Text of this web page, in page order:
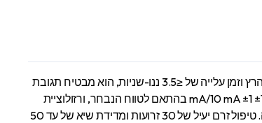
ה-SIGLENT CP5030A הוא גלאי זרם AC/DC בעל ביצועים גבוהים, המיועד ללכידה ומדידה מדויקת של צורות גל של זרם. עם רוחב פס של 100 מגה-הרץ וזמן עלייה של ≤3.5 ננו-שניות, הוא מבטיח תגובת
אות מהירה ומדויקת. הוא תומך בטווחי זרם כפולים של 5A (1X) ו-30A (10X), ומספק גמישות לאבחון זרם נמוך וגבוה. הגלאי שומר על דיוק מעולה של ±1% ±1 mA/10 mA בהתאם לטווח הנבחר, ורזולוציית
מדידה עד 1 mA מאפשרת ניתוח מפורט של אותות זרם. ה-CP5030A, המעוצב עם קוטר מוליך מרבי של 20 מ"מ, מתאים למגוון רחב של יישומי בדיקה. טיפול זרם יעיל של 30 זרועות ומדידת שיא של עד 50